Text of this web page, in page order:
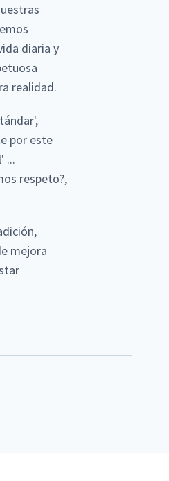
diaria y
realidad.
por este
...
respeto?,
mejora